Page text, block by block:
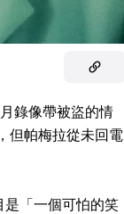
錄像帶被盜的情
但帕梅拉從未回電
是「一個可怕的笑